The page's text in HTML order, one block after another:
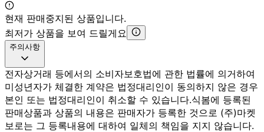
현재 판매중지된 상품입니다.
최저가 상품을 보여 드릴게요
주의사항
전자상거래 등에서의 소비자보호법에 관한 법률에 의거하여
미성년자가 체결한 계약은 법정대리인이 동의하지 않은 경우
본인 또는 법정대리인이 취소할 수 있습니다.식봄에 등록된
판매상품과 상품의 내용은 판매자가 등록한 것으로 (주)마켓
보로는 그 등록내용에 대하여 일체의 책임을 지지 않습니다.